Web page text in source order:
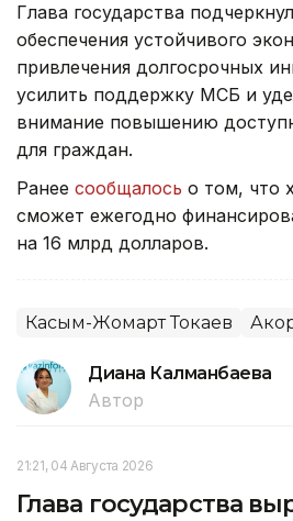
Глава государства
обеспечения устойчивого
привлечения долгосрочных
усилить поддержку МСБ и
внимание повышению
для граждан.
Ранее сообщалось о том, что
сможет ежегодно
на 16 млрд долларов.
Касым-Жомарт Токаев
Диана Калманбаева
Автор
21:21, 04 Августа 2026
Глава государства